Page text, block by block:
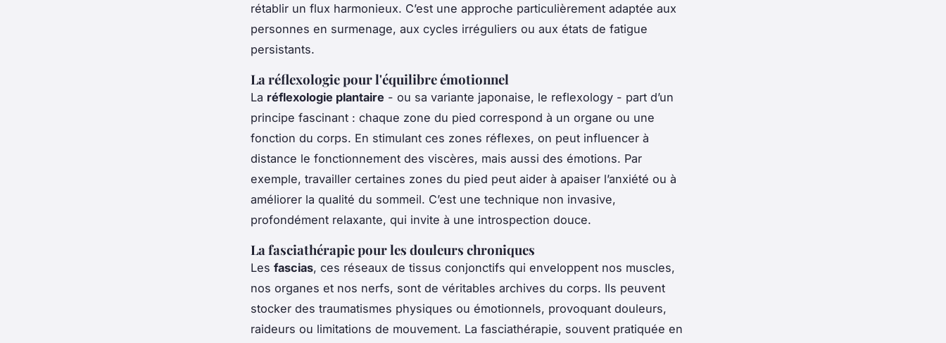
rétablir un flux harmonieux. C’est une approche particulièrement adaptée aux
personnes en surmenage, aux cycles irréguliers ou aux états de fatigue
persistants.
La réflexologie pour l'équilibre émotionnel
La réflexologie plantaire - ou sa variante japonaise, le reflexology - part d’un
principe fascinant : chaque zone du pied correspond à un organe ou une
fonction du corps. En stimulant ces zones réflexes, on peut influencer à
distance le fonctionnement des viscères, mais aussi des émotions. Par
exemple, travailler certaines zones du pied peut aider à apaiser l’anxiété ou à
améliorer la qualité du sommeil. C’est une technique non invasive,
profondément relaxante, qui invite à une introspection douce.
La fasciathérapie pour les douleurs chroniques
Les fascias, ces réseaux de tissus conjonctifs qui enveloppent nos muscles,
nos organes et nos nerfs, sont de véritables archives du corps. Ils peuvent
stocker des traumatismes physiques ou émotionnels, provoquant douleurs,
raideurs ou limitations de mouvement. La fasciathérapie, souvent pratiquée en